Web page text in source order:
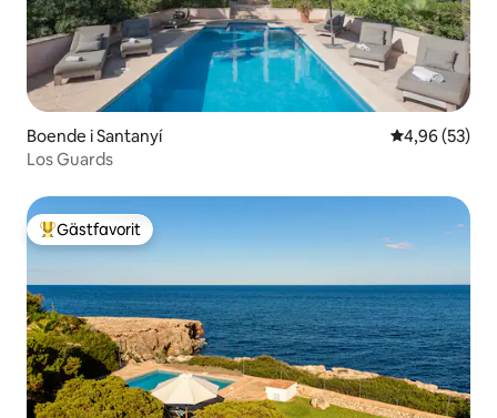
Boende i Santanyí 4,96 av 5 i
4,96 (53)
Los Guards
Populär gästfavorit
Gästfavorit